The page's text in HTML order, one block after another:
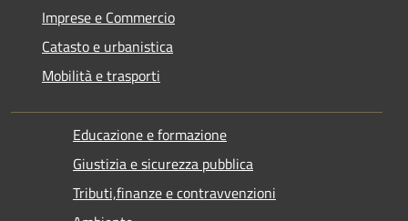
Imprese e Commercio
Catasto e urbanistica
Mobilità e trasporti
Educazione e formazione
Giustizia e sicurezza pubblica
Tributi,finanze e contravvenzioni